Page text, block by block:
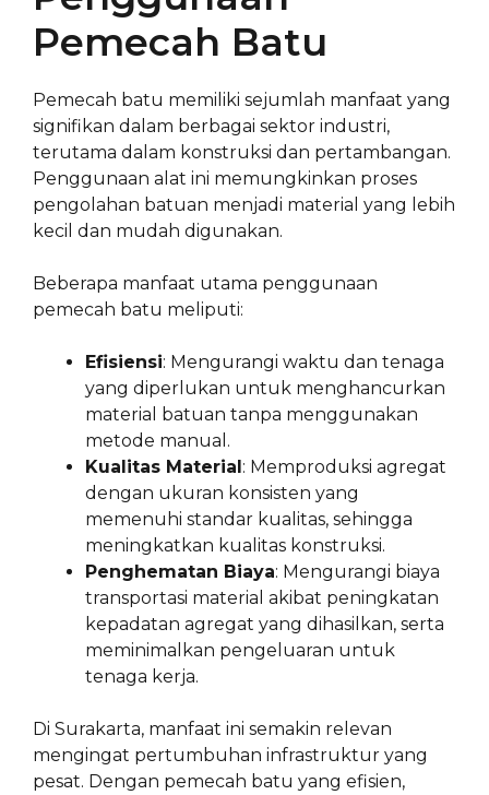
Pemecah Batu
Pemecah batu memiliki sejumlah manfaat yang
signifikan dalam berbagai sektor industri,
terutama dalam konstruksi dan pertambangan.
Penggunaan alat ini memungkinkan proses
pengolahan batuan menjadi material yang lebih
kecil dan mudah digunakan.
Beberapa manfaat utama penggunaan
pemecah batu meliputi:
Efisiensi: Mengurangi waktu dan tenaga
yang diperlukan untuk menghancurkan
material batuan tanpa menggunakan
metode manual.
Kualitas Material: Memproduksi agregat
dengan ukuran konsisten yang
memenuhi standar kualitas, sehingga
meningkatkan kualitas konstruksi.
Penghematan Biaya: Mengurangi biaya
transportasi material akibat peningkatan
kepadatan agregat yang dihasilkan, serta
meminimalkan pengeluaran untuk
tenaga kerja.
Di Surakarta, manfaat ini semakin relevan
mengingat pertumbuhan infrastruktur yang
pesat. Dengan pemecah batu yang efisien,